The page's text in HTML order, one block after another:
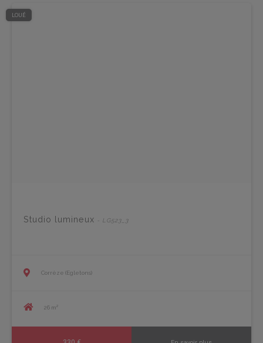
LOUÉ
Studio lumineux - LG523_3
Corrèze (Egletons)
26 m²